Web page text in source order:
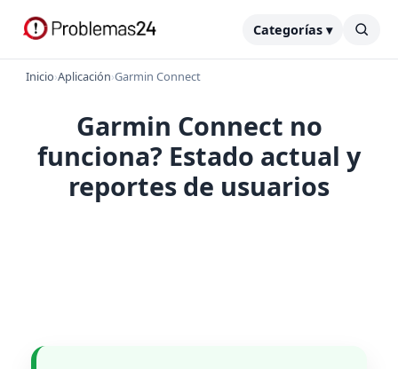
Categorías ▾
Inicio›Aplicación›Garmin Connect
Garmin Connect no
funciona? Estado actual y
reportes de usuarios